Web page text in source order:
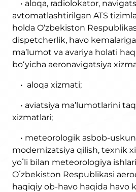
• aloqa, radiolokator,
avtomatlashtirilgan ATS
holda O‘zbekiston
dispetcherlik, havo
ma’lumot va avariya holati
bo‘yicha aeronavigatsiya
• aloqa xizmati;
• aviatsiya ma’lumotlarini
xizmatlari;
• meteorologik asbob-
modernizatsiya qilish, texnik
yoʻli bilan meteorologiya
Oʻzbekiston Respublikasi
haqiqiy ob-havo haqida havo